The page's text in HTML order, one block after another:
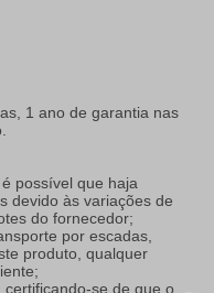
1 ano de garantia nas
possível que haja
devido às variações de
do fornecedor;
por escadas,
produto, qualquer
se de que o